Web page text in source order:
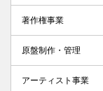
著作権事業
原盤制作・管理
アーティスト事業